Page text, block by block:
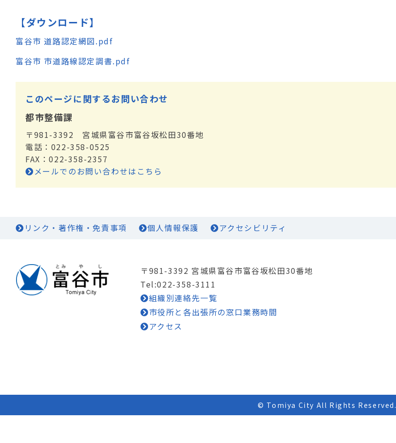
【ダウンロード】
富谷市 道路認定網図.pdf
富谷市 市道路線認定調書.pdf
このページに関するお問い合わせ
都市整備課
〒981-3392 宮城県富谷市富谷坂松田30番地
電話：022-358-0525
FAX：022-358-2357
メールでのお問い合わせはこちら
リンク・著作権・免責事項 個人情報保護 アクセシビリティ
〒981-3392 宮城県富谷市富谷坂松田30番地
Tel:022-358-3111
組織別連絡先一覧
市役所と各出張所の窓口業務時間
アクセス
© Tomiya City All Rights Reserved.